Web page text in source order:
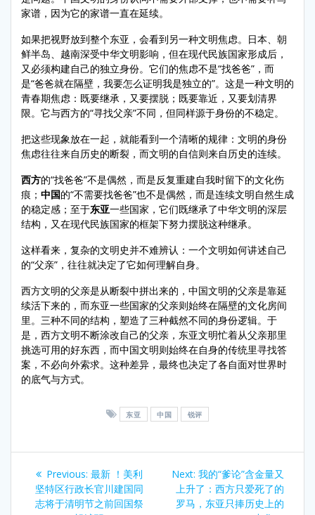
家谱，因为它的家谱一直在延续。
如果把视野放到整个东亚，会看到另一种文明焦虑。日本、朝
鲜半岛、越南深受中华文明影响，但在现代民族国家形成后，
又必须构建自己的独立身份。它们的焦虑不是“找爸爸”，而
是“爸爸就在隔壁，我要怎么证明我是独立的”。这是一种文明的
青春期焦虑：既要继承，又要摆脱；既要靠近，又要划清界
限。它与西方的“寻找父亲”不同，但同样源于身份的不稳定。
把这些现象放在一起，就能看到一个清晰的规律：文明的身份
焦虑往往来自历史的断裂，而文明的自信则来自历史的连续。
西方的“找爸爸”不是偶然，而是反复重建自我时留下的文化伤
痕； 中国的“不需要找爸爸”也不是偶然，而是连续文明自然生成
的稳定感；至于东亚一些国家，它们既继承了中华文明的深层
结构，又在现代民族国家的框架下努力摆脱这种继承。
这样看来，复杂的文明史并不难辨认：一个文明如何讲述自己
的“父亲”，往往就决定了它如何理解自身。
西方文明的父亲是从断裂中拼出来的，中国文明的父亲是靠延
续活下来的，而东亚一些国家的父亲则始终在隔壁的文化房间
里。三种不同的结构，塑造了三种截然不同的身份逻辑。于
是，西方文明不断涂改自己的父亲，东亚文明忙着从父亲那里
挑选可用的好东西，而中国文明则始终在自身的传统里寻找答
案，不必向外索求。这种差异，最终也决定了各自面对世界时
的底气与方式。
东亚 中国 锐评
Post
navigation
Previous: Previous
post:
最新 ！美利
坚特区行政长官川建国同
志将于清明节之前回国祭
Next: Next
post:
我的“爹论”含金量又
上升了：西方只爱死了的
罗马，东亚只捧历史上的